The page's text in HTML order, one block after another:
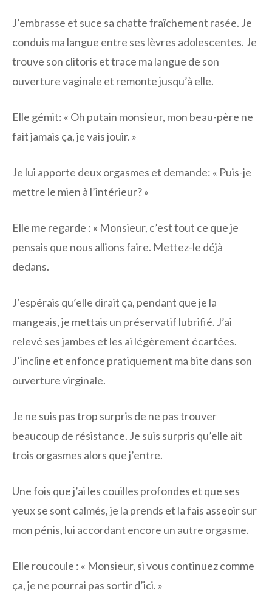
J’embrasse et suce sa chatte fraîchement rasée. Je
conduis ma langue entre ses lèvres adolescentes. Je
trouve son clitoris et trace ma langue de son
ouverture vaginale et remonte jusqu’à elle.
Elle gémit: « Oh putain monsieur, mon beau-père ne
fait jamais ça, je vais jouir. »
Je lui apporte deux orgasmes et demande: « Puis-je
mettre le mien à l’intérieur? »
Elle me regarde : « Monsieur, c’est tout ce que je
pensais que nous allions faire. Mettez-le déjà
dedans.
J’espérais qu’elle dirait ça, pendant que je la
mangeais, je mettais un préservatif lubrifié. J’ai
relevé ses jambes et les ai légèrement écartées.
J’incline et enfonce pratiquement ma bite dans son
ouverture virginale.
Je ne suis pas trop surpris de ne pas trouver
beaucoup de résistance. Je suis surpris qu’elle ait
trois orgasmes alors que j’entre.
Une fois que j’ai les couilles profondes et que ses
yeux se sont calmés, je la prends et la fais asseoir sur
mon pénis, lui accordant encore un autre orgasme.
Elle roucoule : « Monsieur, si vous continuez comme
ça, je ne pourrai pas sortir d’ici. »